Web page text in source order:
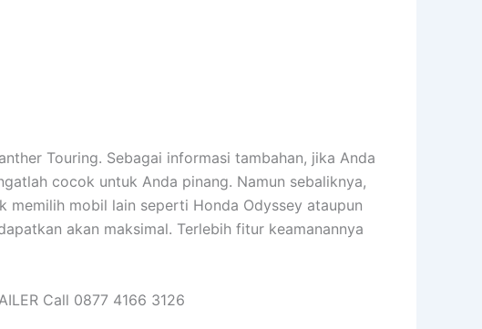
Touring. Sebagai informasi tambahan, jika Anda
cocok untuk Anda pinang. Namun sebaliknya,
memilih mobil lain seperti Honda Odyssey ataupun
akan maksimal. Terlebih fitur keamanannya
Call 0877 4166 3126